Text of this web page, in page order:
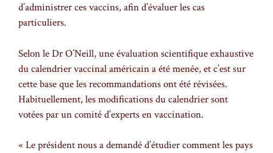
d’administrer ces vaccins, afin d’évaluer les cas
particuliers.
Selon le Dr O’Neill, une évaluation scientifique exhaustive
du calendrier vaccinal américain a été menée, et c’est sur
cette base que les recommandations ont été révisées.
Habituellement, les modifications du calendrier sont
votées par un comité d’experts en vaccination.
« Le président nous a demandé d’étudier comment les pays